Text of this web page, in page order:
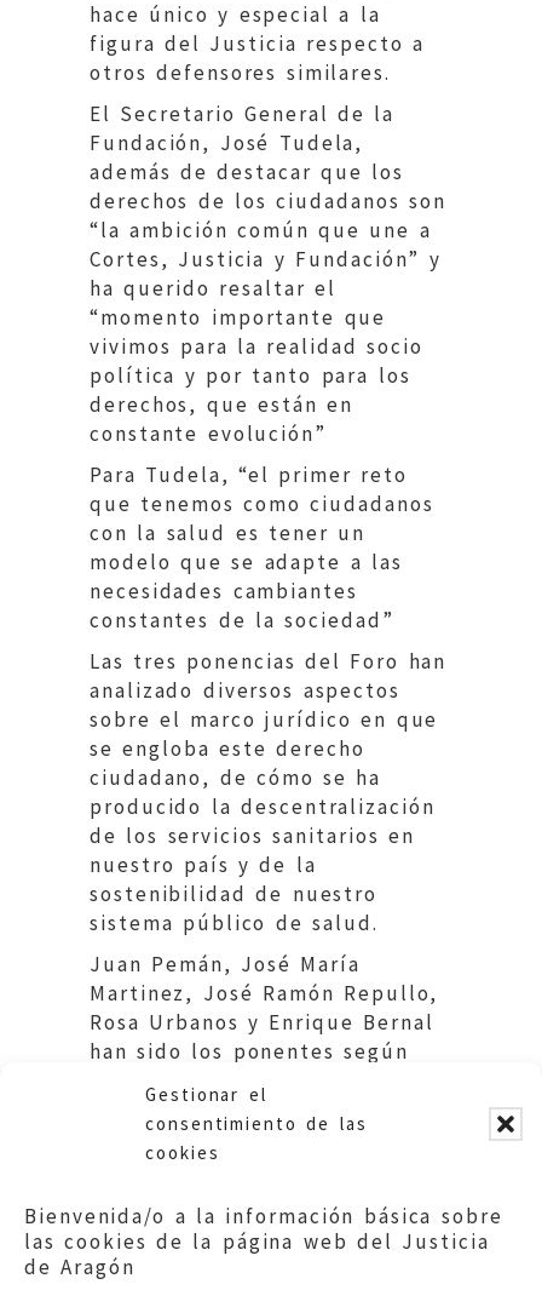
Gestionar el
consentimiento de las
cookies
Bienvenida/o a la información básica sobre
las cookies de la página web del Justicia
de Aragón
hace único y especial a la
figura del Justicia respecto a
otros defensores similares.
El Secretario General de la
Fundación, José Tudela,
además de destacar que los
derechos de los ciudadanos son
“la ambición común que une a
Cortes, Justicia y Fundación” y
ha querido resaltar el
“momento importante que
vivimos para la realidad socio
política y por tanto para los
derechos, que están en
constante evolución”
Para Tudela, “el primer reto
que tenemos como ciudadanos
con la salud es tener un
modelo que se adapte a las
necesidades cambiantes
constantes de la sociedad”
Las tres ponencias del Foro han
analizado diversos aspectos
sobre el marco jurídico en que
se engloba este derecho
ciudadano, de cómo se ha
producido la descentralización
de los servicios sanitarios en
nuestro país y de la
sostenibilidad de nuestro
sistema público de salud.
Juan Pemán, José María
Martinez, José Ramón Repullo,
Rosa Urbanos y Enrique Bernal
han sido los ponentes según
Fichero adicional:
Díptico FORO SALUD